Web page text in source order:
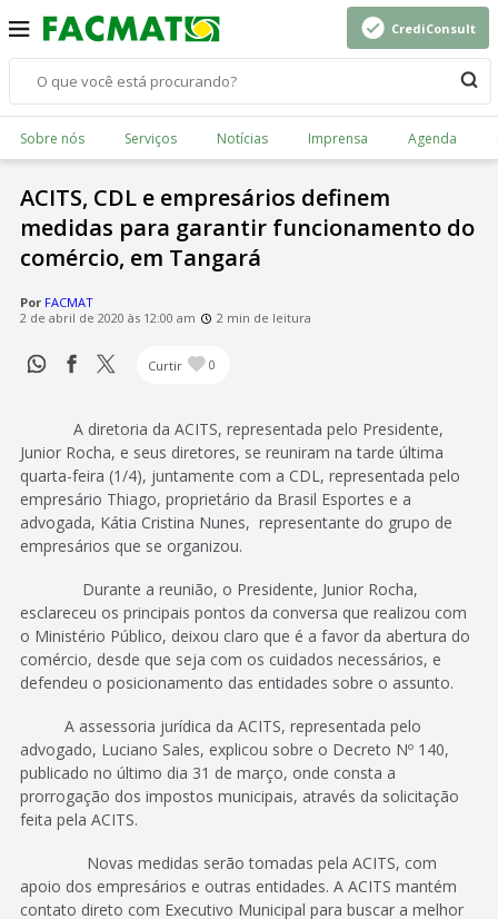
CrediConsult
Sobre nós Serviços Notícias Imprensa Agenda
ACITS, CDL e empresários definem
medidas para garantir funcionamento do
comércio, em Tangará
Por FACMAT
2 de abril de 2020 às 12:00 am
2 min de leitura
Curtir 0
A diretoria da ACITS, representada pelo Presidente,
Junior Rocha, e seus diretores, se reuniram na tarde última
quarta-feira (1/4), juntamente com a CDL, representada pelo
empresário Thiago, proprietário da Brasil Esportes e a
advogada, Kátia Cristina Nunes, representante do grupo de
empresários que se organizou.
Durante a reunião, o Presidente, Junior Rocha,
esclareceu os principais pontos da conversa que realizou com
o Ministério Público, deixou claro que é a favor da abertura do
comércio, desde que seja com os cuidados necessários, e
defendeu o posicionamento das entidades sobre o assunto.
A assessoria jurídica da ACITS, representada pelo
advogado, Luciano Sales, explicou sobre o Decreto Nº 140,
publicado no último dia 31 de março, onde consta a
prorrogação dos impostos municipais, através da solicitação
feita pela ACITS.
Novas medidas serão tomadas pela ACITS, com
apoio dos empresários e outras entidades. A ACITS mantém
contato direto com Executivo Municipal para buscar a melhor